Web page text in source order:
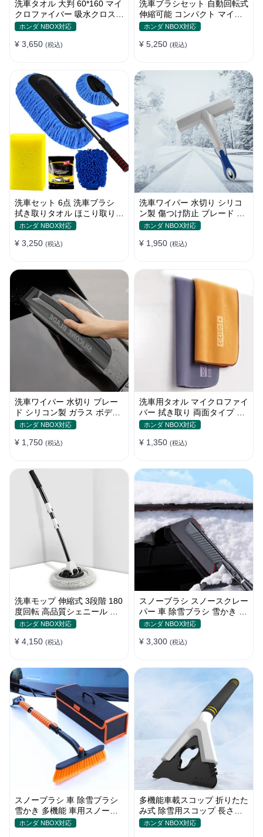
洗車タオル 大判 60*160 マイ
クロファイバー 吸水クロス
両面タイプ 拭き取り 汚れ落
ホンダ NBOX対応
¥ 3,650 (税込)
洗車ブラシセット 自動回転式
伸縮可能 コンパクト マイク
ロファイバー 高圧洗浄
ホンダ NBOX対応
¥ 5,250 (税込)
洗車セット 6点 洗車ブラシ
拭き取りタオル ほこり取りモ
ップ 傷防止 家事用
ホンダ NBOX対応
¥ 3,250 (税込)
洗車ワイパー 水切り シリコ
ン製 傷つけ防止 ブレード 雪
スクレーパーツール
ホンダ NBOX対応
¥ 1,950 (税込)
洗車ワイパー 水切り ブレー
ド シリコン製 ガラス ボディ
サイドミラー 家事用
ホンダ NBOX対応
¥ 1,750 (税込)
洗車用タオル マイクロファイ
バー 拭き取り 両面タイプ 吸
水 速乾 2枚セット XS~ Lサイ
ホンダ NBOX対応
¥ 1,350 (税込)
洗車モップ 伸縮式 3段階 180
度回転 高品質シェニール 傷
付け防止 車用ブラシ
ホンダ NBOX対応
¥ 4,150 (税込)
スノーブラシ スノースクレー
パー 車 除雪ブラシ 雪かき 3
in 1 多機能 車用スノーブラシ
ホンダ NBOX対応
¥ 3,300 (税込)
スノーブラシ 車 除雪ブラシ
雪かき 多機能 車用スノーブ
ラシ アイススクレーパー 伸
ホンダ NBOX対応
多機能車載スコップ 折りたた
み式 除雪用スコップ 長さ調
節可能 除雪 雪かきシャベル
ホンダ NBOX対応